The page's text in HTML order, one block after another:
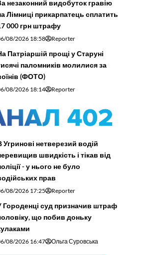
незаконний видобуток гравію
Лімниці прикарпатець сплатить
000 грн штрафу
08/2026 18:58 Reporter
Патріаршій прощі у Старуні
паломників молилися за
(ФОТО)
08/2026 18:14 Reporter
Угринові нетверезий водій
швидкість і тікав від
- у нього не було
прав
08/2026 17:25 Reporter
Городенці суд призначив штраф
що побив доньку
08/2026 16:47 Ольга Суровська